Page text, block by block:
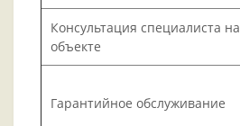
Консультация специалиста на
объекте
Гарантийное обслуживание